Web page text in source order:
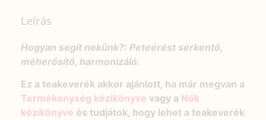
Leírás
Hogyan segít nekünk?: Peteérést serkentő,
méherősítő, harmonizáló.
Ez a teakeverék akkor ajánlott, ha már megvan a
Termékenység kézikönyve vagy a Nők
kézikönyve és tudjátok, hogy lehet a teakeverék